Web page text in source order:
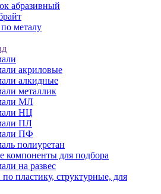
абразивный
металу
акриловые
алкидные
металлик
МЛ
НЦ
ПЛ
ПФ
полиуретан
компоненты для подбора
на развес
пластику, структурные, для